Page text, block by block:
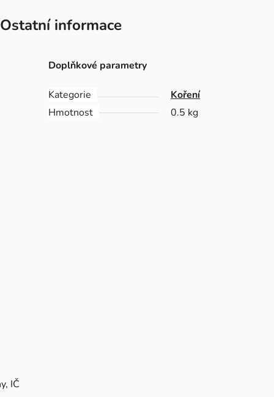
Ostatní informace
IČ
Doplňkové parametry
Kategorie
Koření
Hmotnost
0.5 kg